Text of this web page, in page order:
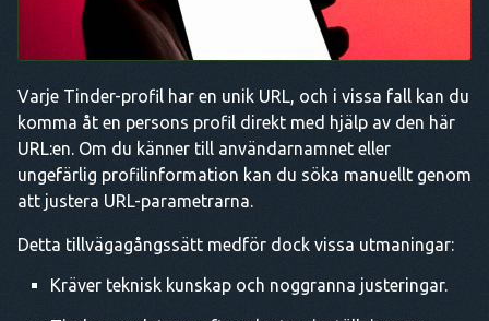
Varje Tinder-profil har en unik URL, och i vissa fall kan du
komma åt en persons profil direkt med hjälp av den här
URL:en. Om du känner till användarnamnet eller
ungefärlig profilinformation kan du söka manuellt genom
att justera URL-parametrarna.
Detta tillvägagångssätt medför dock vissa utmaningar:
Kräver teknisk kunskap och noggranna justeringar.